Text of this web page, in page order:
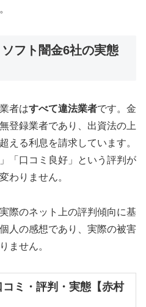
ソフト闇金6社の実態
者はすべて違法業者です。金
登録業者であり、出資法の上
える利息を請求しています。
「口コミ良好」という評判が
わりません。
際のネット上の評判傾向に基
人の感想であり、実際の被害
ません。
ミ・評判・実態【赤村